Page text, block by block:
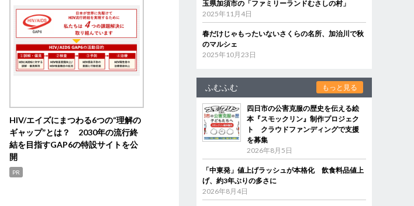
HIV/エイズにまつわる6つの“理解の
ギャップ”とは？ 2030年の流行終
結を目指すGAP6の特設サイトを公
開
PR
玉県加須市の「ファミリーランドむさしの村」
2025年11月4日
春だけじゃもったいないさくらの名所、加治川で秋
のマルシェ
2025年10月23日
ふむふむ もっと見る
四日市の公害克服の歴史を伝える絵
本『スモックリン』制作プロジェク
ト クラウドファンディングで支援
を募集
2026年8月5日
「中東発」値上げラッシュが本格化 飲食料品値上
げ、約3年ぶりの多さに
2026年8月4日